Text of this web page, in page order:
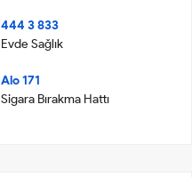
444 3 833
Evde Sağlık
Alo 171
Sigara Bırakma Hattı